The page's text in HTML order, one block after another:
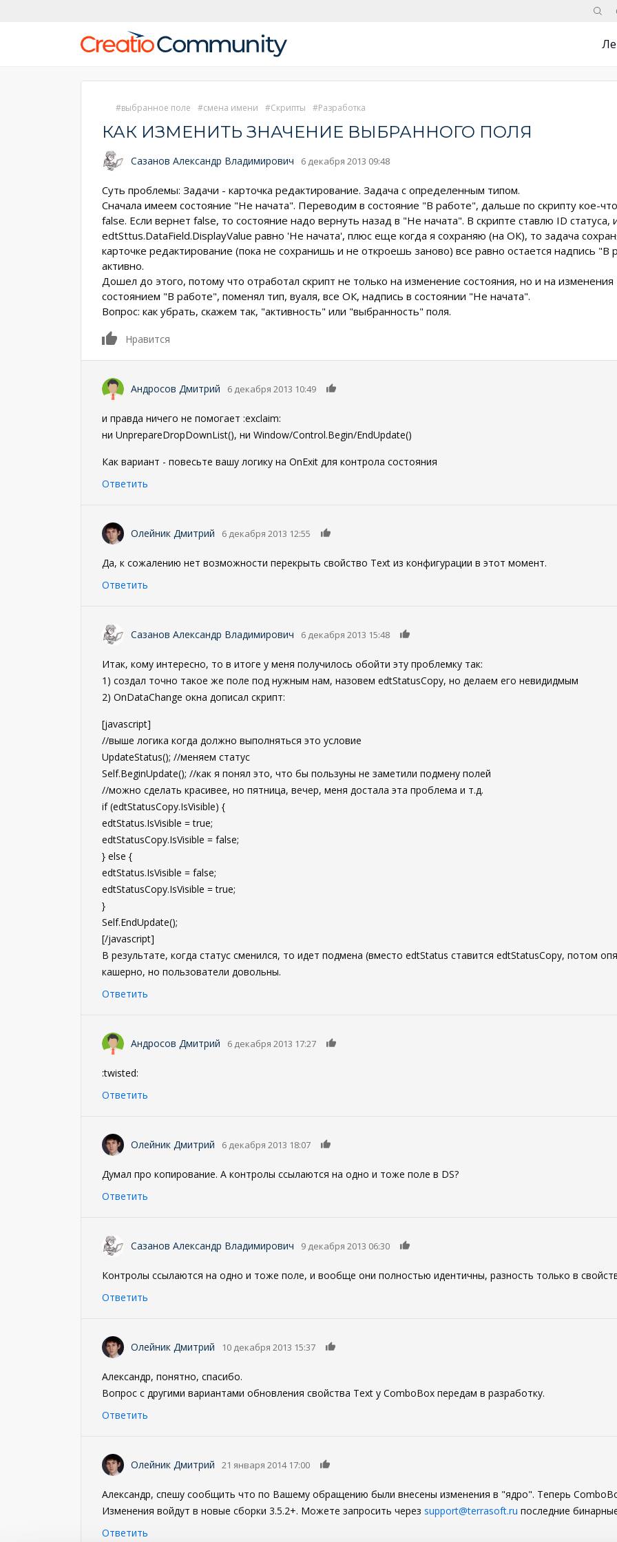
выбранное поле смена имени Скрипты Разработка
КАК ИЗМЕНИТЬ ЗНАЧЕНИЕ ВЫБРАННОГО ПОЛЯ
Сазанов Александр Владимирович 6 декабря 2013 09:48
Суть проблемы: Задачи - карточка редактирование. Задача с определенным типом.
Сначала имеем состояние "Не начата". Переводим в состояние "В работе", дальше по скрипту кое-
false. Если вернет false, то состояние надо вернуть назад в "Не начата". В скрипте ставлю ID
edtSttus.DataField.DisplayValue равно 'Не начата', плюс еще когда я сохраняю (на ОК), то задача
карточке редактирование (пока не сохранишь и не откроешь заново) все равно остается надпись "В
активно.
Дошел до этого, потому что отработал скрипт не только на изменение состояния, но и на
состоянием "В работе", поменял тип, вуаля, все ОК, надпись в состоянии "Не начата".
Вопрос: как убрать, скажем так, "активность" или "выбранность" поля.
0
Нравится
Андросов Дмитрий 6 декабря 2013 10:49
и правда ничего не помогает :exclaim:
ни UnprepareDropDownList(), ни Window/Control.Begin/EndUpdate()
Как вариант - повесьте вашу логику на OnExit для контрола состояния
Ответить
Олейник Дмитрий 6 декабря 2013 12:55
Да, к сожалению нет возможности перекрыть свойство Text из конфигурации в этот момент.
Ответить
Сазанов Александр Владимирович 6 декабря 2013 15:48
Итак, кому интересно, то в итоге у меня получилось обойти эту проблемку так:
1) создал точно такое же поле под нужным нам, назовем edtStatusCopy, но делаем его невидидмым
2) OnDataChange окна дописал скрипт:
[javascript]
//выше логика когда должно выполняться это условие
UpdateStatus(); //меняем статус
Self.BeginUpdate(); //как я понял это, что бы пользуны не заметили подмену полей
//можно сделать красивее, но пятница, вечер, меня достала эта проблема и т.д.
if (edtStatusCopy.IsVisible) {
edtStatus.IsVisible = true;
edtStatusCopy.IsVisible = false;
} else {
edtStatus.IsVisible = false;
edtStatusCopy.IsVisible = true;
}
Self.EndUpdate();
[/javascript]
В результате, когда статус сменился, то идет подмена (вместо edtStatus ставится edtStatusCopy, потом
кашерно, но пользователи довольны.
Ответить
Андросов Дмитрий 6 декабря 2013 17:27
:twisted:
Ответить
Олейник Дмитрий 6 декабря 2013 18:07
Думал про копирование. А контролы ссылаются на одно и тоже поле в DS?
Ответить
Сазанов Александр Владимирович 9 декабря 2013 06:30
Контролы ссылаются на одно и тоже поле, и вообще они полностью идентичны, разность только в
Ответить
Олейник Дмитрий 10 декабря 2013 15:37
Александр, понятно, спасибо.
Вопрос с другими вариантами обновления свойства Text у ComboBox передам в разработку.
Ответить
Олейник Дмитрий 21 января 2014 17:00
Александр, спешу сообщить что по Вашему обращению были внесены изменения в "ядро". Теперь
Изменения войдут в новые сборки 3.5.2+. Можете запросить через support@terrasoft.ru последние
Ответить